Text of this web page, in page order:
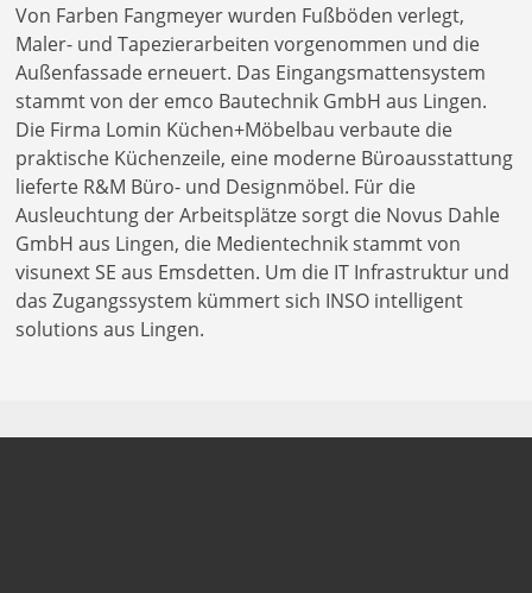
Von Farben Fangmeyer wurden Fußböden verlegt,
Maler- und Tapezierarbeiten vorgenommen und die
Außenfassade erneuert. Das Eingangsmattensystem
stammt von der emco Bautechnik GmbH aus Lingen.
Die Firma Lomin Küchen+Möbelbau verbaute die
praktische Küchenzeile, eine moderne Büroausstattung
lieferte R&M Büro- und Designmöbel. Für die
Ausleuchtung der Arbeitsplätze sorgt die Novus Dahle
GmbH aus Lingen, die Medientechnik stammt von
visunext SE aus Emsdetten. Um die IT Infrastruktur und
das Zugangssystem kümmert sich INSO intelligent
solutions aus Lingen.